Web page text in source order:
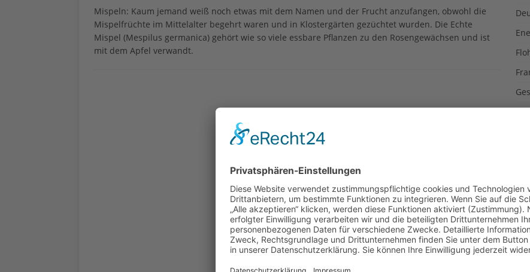
[ 12. Juni 2014 ]
Grasmilben (Herbstgrasmilben, Erntemilben) sind unterwegs: Das große
Jucken auf acht Beinen…
GESUNDHEIT
Mispeln: Kaum jemand weiß noch etwas mit dem Namen und der Frucht anzufangen, obwohl die
Mispelfrüchte im Mittelalter begehrt waren und in Klostergärten gezüchtet wurden. Die Echte
Mispel (Mespilus germanica) gehört wie so viele essbare Pflanzen zu den Rosengewächsen und ist
mit dem Apfel verwandt.